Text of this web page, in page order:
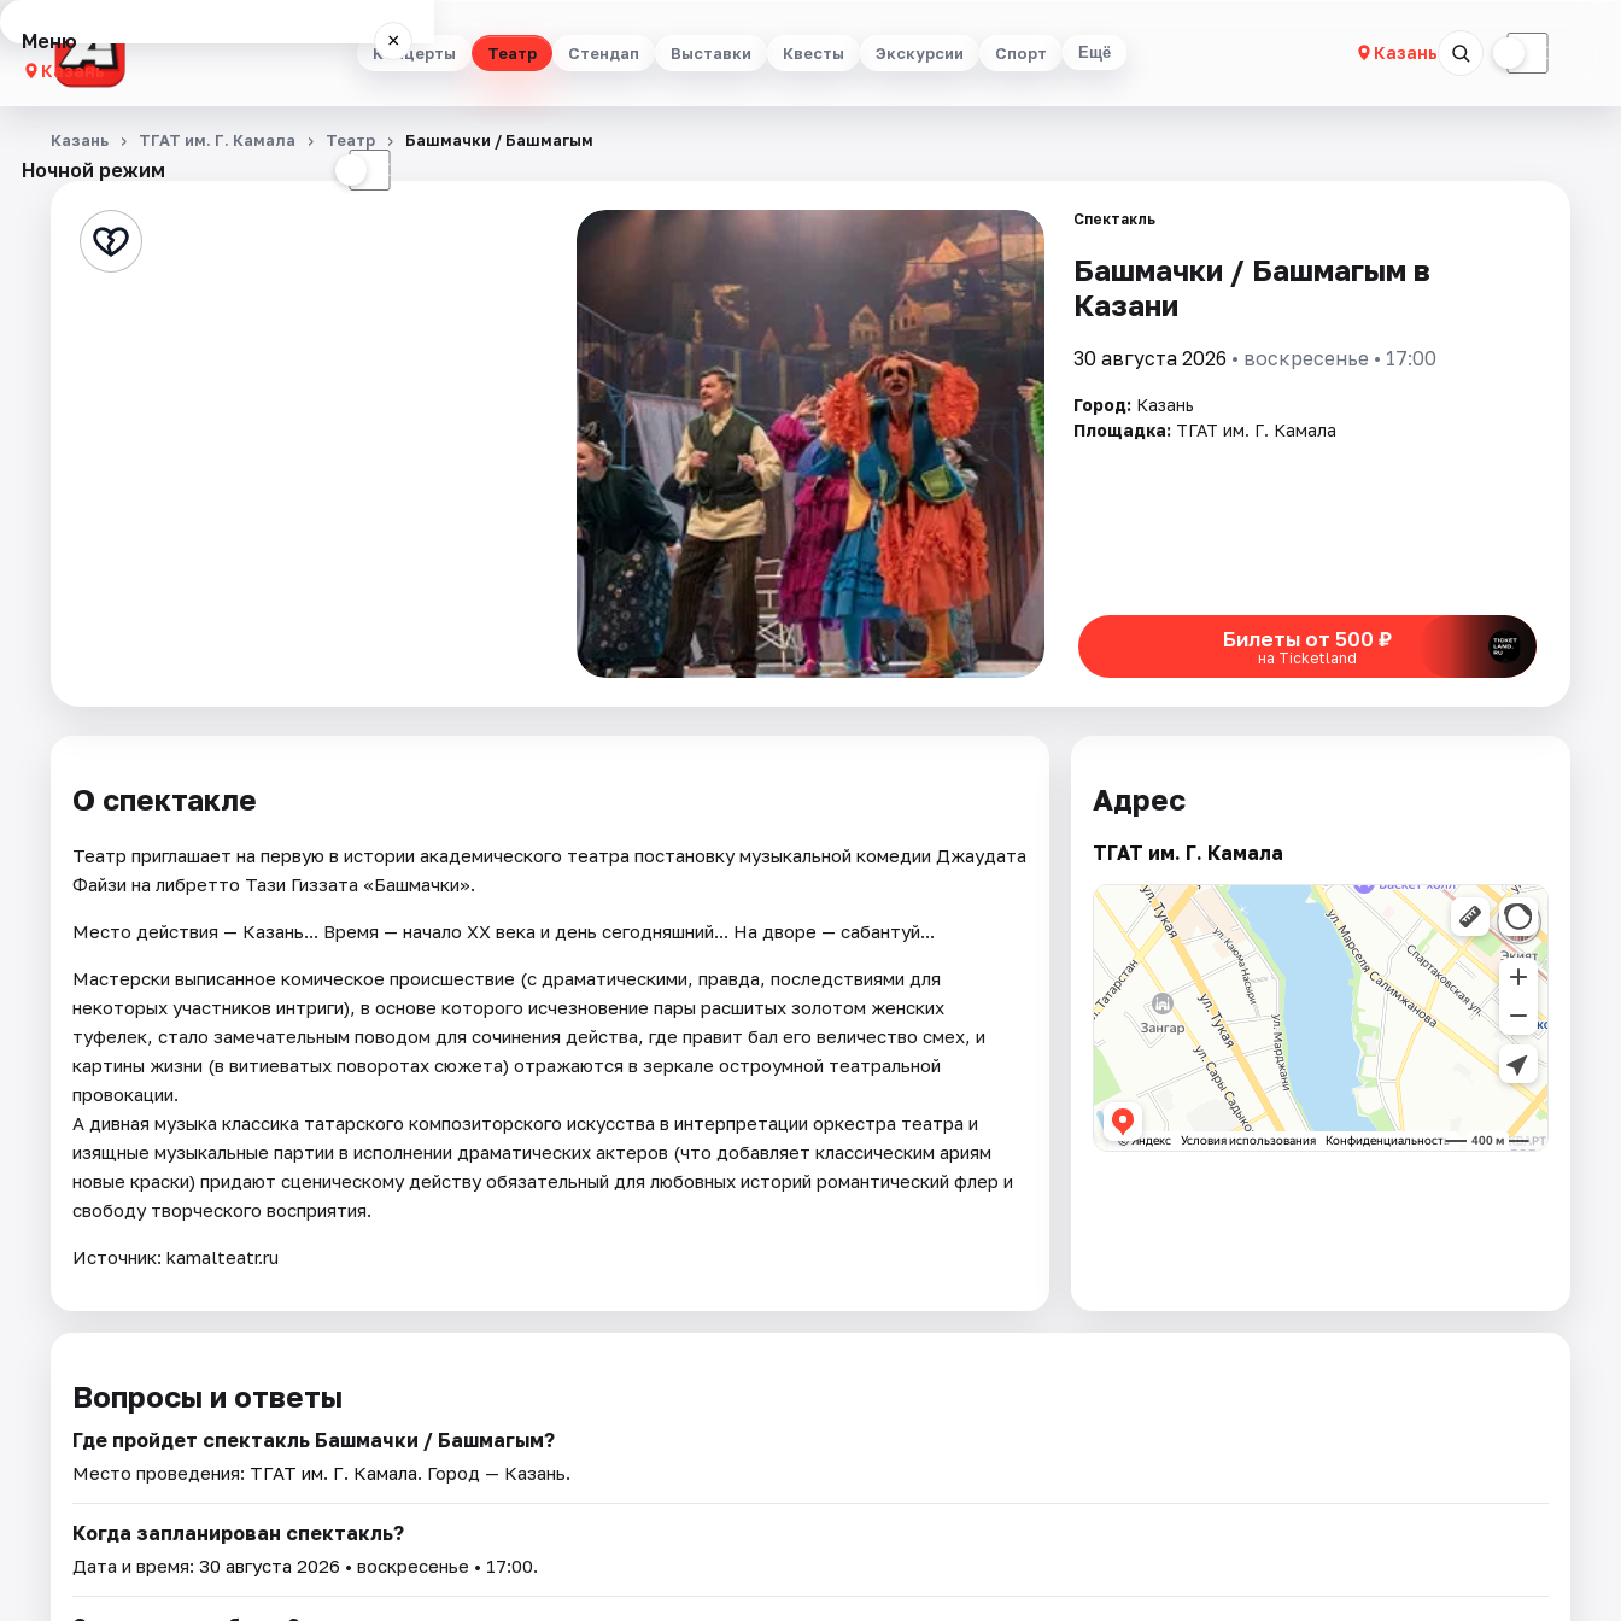
Концерты Театр Стендап Выставки Квесты Экскурсии Спорт Ещё Казань ☾
Меню ×
Казань
Концерты
Стендап
Ночной режим ☾
Казань ТГАТ им. Г. Камала Театр Башмачки / Башмагым
Спектакль
Башмачки / Башмагым в
Казани
30 августа 2026 • воскресенье • 17:00
Город: Казань
Площадка: ТГАТ им. Г. Камала
Билеты от 500 ₽
на Ticketland
О спектакле
Театр приглашает на первую в истории академического театра постановку музыкальной комедии Джаудата
Файзи на либретто Тази Гиззата «Башмачки».
Место действия — Казань... Время — начало ХХ века и день сегодняшний... На дворе — сабантуй...
Мастерски выписанное комическое происшествие (с драматическими, правда, последствиями для
некоторых участников интриги), в основе которого исчезновение пары расшитых золотом женских
туфелек, стало замечательным поводом для сочинения действа, где правит бал его величество смех, и
картины жизни (в витиеватых поворотах сюжета) отражаются в зеркале остроумной театральной
провокации.
А дивная музыка классика татарского композиторского искусства в интерпретации оркестра театра и
изящные музыкальные партии в исполнении драматических актеров (что добавляет классическим ариям
новые краски) придают сценическому действу обязательный для любовных историй романтический флер и
свободу творческого восприятия.
Источник: kamalteatr.ru
Адрес
ТГАТ им. Г. Камала
Вопросы и ответы
Где пройдет спектакль Башмачки / Башмагым?
Место проведения: ТГАТ им. Г. Камала. Город — Казань.
Когда запланирован спектакль?
Дата и время: 30 августа 2026 • воскресенье • 17:00.